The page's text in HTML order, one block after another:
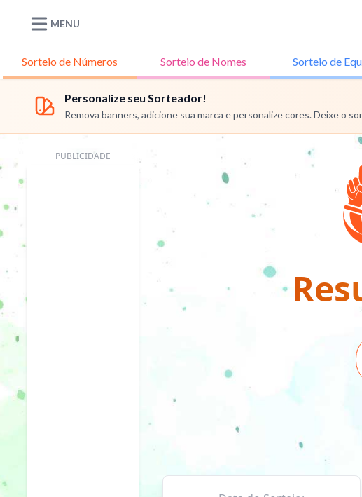
MENU
Sorteio deNúmeros Sorteio deNomes Sorteio de
Personalize seu Sorteador!
Remova banners, adicione sua marca e personalize cores. Deixe o
PUBLICIDADE